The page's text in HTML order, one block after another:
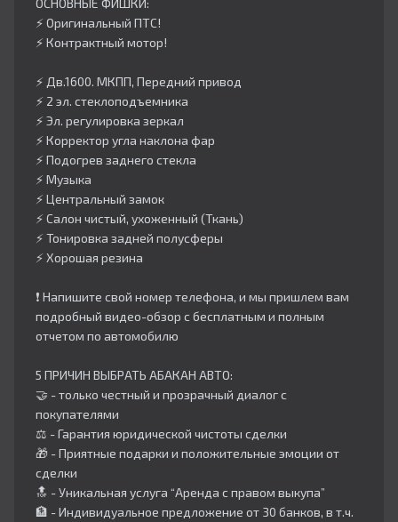
ОСНОВНЫЕ ФИШКИ:
⚡️ Оригинальный ПТС!
⚡️ Контрактный мотор!
⚡️ Дв.1600. МКПП, Передний привод
⚡️ 2 эл. стеклоподъемника
⚡️ Эл. регулировка зеркал
⚡️ Корректор угла наклона фар
⚡️ Подогрев заднего стекла
⚡️ Музыка
⚡️ Центральный замок
⚡️ Салон чистый, ухоженный (Ткань)
⚡️ Тонировка задней полусферы
⚡️ Хорошая резина
❗️ Напишите свой номер телефона, и мы пришлем вам
подробный видео-обзор с бесплатным и полным
отчетом по автомобилю
5 ПРИЧИН ВЫБРАТЬ АБАКАН АВТО:
🤝 - только честный и прозрачный диалог с
покупателями
⚖️ - Гарантия юридической чистоты сделки
🎁 - Приятные подарки и положительные эмоции от
сделки
🔝 - Уникальная услуга “Аренда с правом выкупа”
🏦 - Индивидуальное предложение от 30 банков, в т.ч.